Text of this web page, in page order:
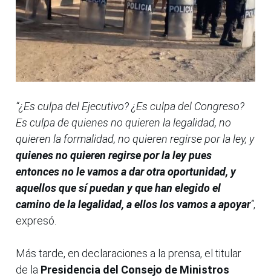
“¿Es culpa del Ejecutivo? ¿Es culpa del Congreso?
Es culpa de quienes no quieren la legalidad, no
quieren la formalidad, no quieren regirse por la ley, y
quienes no quieren regirse por la ley pues
entonces no le vamos a dar otra oportunidad, y
aquellos que sí puedan y que han elegido el
camino de la legalidad, a ellos los vamos a apoyar”,
expresó.
Más tarde, en declaraciones a la prensa, el titular
de la Presidencia del Consejo de Ministros